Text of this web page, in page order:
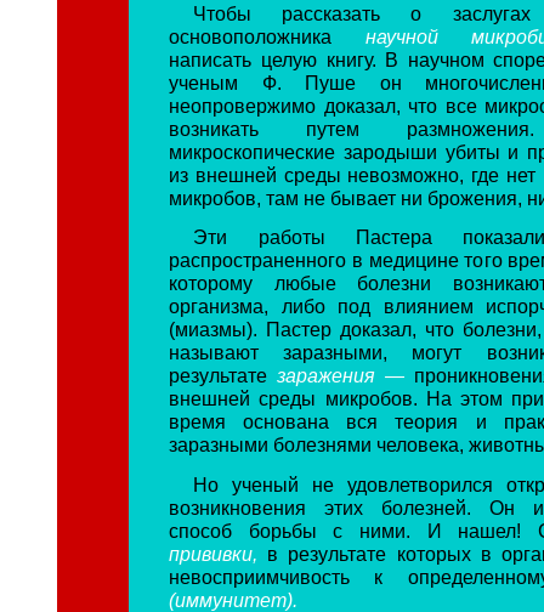
Чтобы рассказать о
основоположника научной
написать целую книгу. В научном
ученым Ф. Пуше он
неопровержимо доказал, что все
возникать путем
микроскопические зародыши убиты и
из внешней среды невозможно, где
микробов, там не бывает ни брожения,
Эти работы Пастера
распространенного в медицине того
которому любые болезни
организма, либо под влиянием
(миазмы). Пастер доказал, что
называют заразными, могут
результатезаражения —
внешней среды микробов. На этом
время основана вся теория и
заразными болезнями человека,
Но ученый не удовлетворился
возникновения этих болезней. Он
способ борьбы с ними. И нашел!
прививки, в результате которых в
невосприимчивость к
(иммунитет).